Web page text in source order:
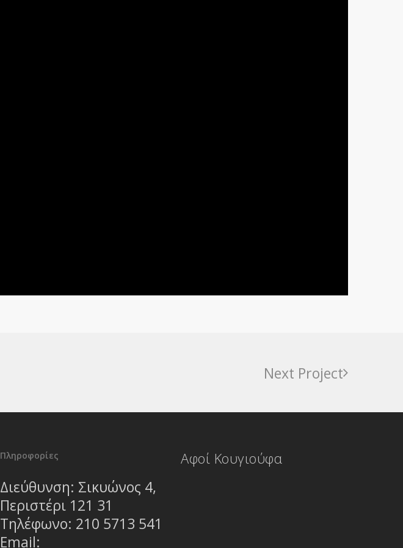
Next Project
Πληροφορίες
Διεύθυνση: Σικυώνος 4,
Περιστέρι 121 31
Τηλέφωνο: 210 5713 541
Email:
Αφοί Κουγιούφα